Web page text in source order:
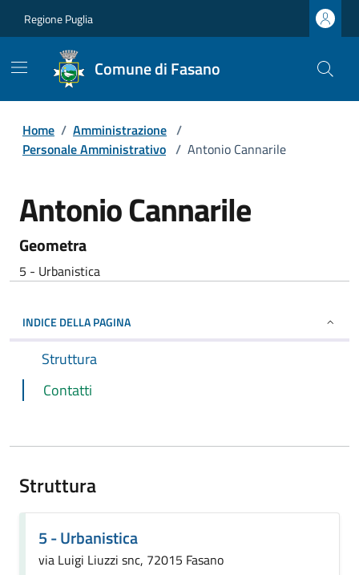
Regione Puglia
Comune di Fasano
Home / Amministrazione /
Personale Amministrativo / Antonio Cannarile
Antonio Cannarile
Geometra
5 - Urbanistica
INDICE DELLA PAGINA
Struttura
Contatti
Struttura
5 - Urbanistica
via Luigi Liuzzi snc, 72015 Fasano